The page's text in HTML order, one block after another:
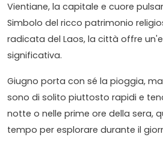
Vientiane, la capitale e cuore
Simbolo del ricco patrimonio
radicata del Laos, la città offre
significativa.
Giugno porta con sé la pioggia,
sono di solito piuttosto rapidi e
notte o nelle prime ore della sera,
tempo per esplorare durante il